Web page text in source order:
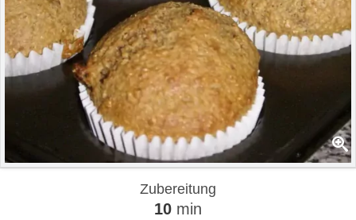
Zubereitung
10 min